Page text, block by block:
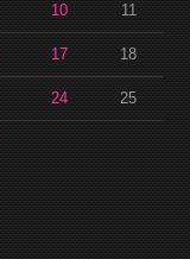
10 11
17 18
24 25